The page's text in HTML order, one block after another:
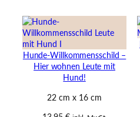
Hunde-Willkommensschild –
Hier wohnen Leute mit
Hund!
22 cm x 16 cm